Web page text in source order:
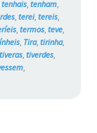
tenhais, tenham,
, terei, tereis,
, termos, teve,
, Tira, tirinha,
tiveras, tiverdes,
,